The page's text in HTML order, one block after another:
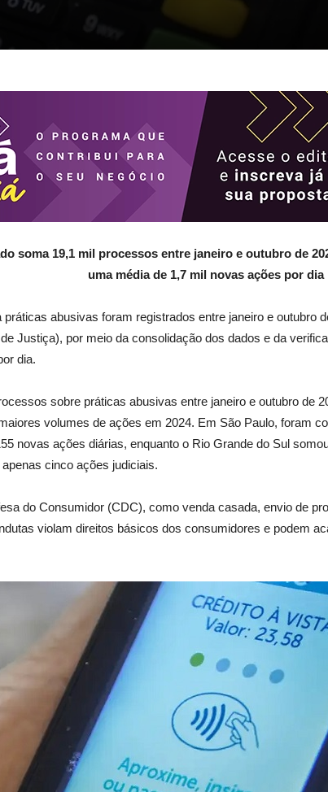
soma 19,1 mil processos entre janeiro e outubro de
uma média de 1,7 mil novas ações por dia
abusivas foram registrados entre janeiro e outubro
Justiça), por meio da consolidação dos dados e da
dia.
sobre práticas abusivas entre janeiro e outubro de
volumes de ações em 2024. Em São Paulo, foram
novas ações diárias, enquanto o Rio Grande do Sul
cinco ações judiciais.
do Consumidor (CDC), como venda casada, envio de
violam direitos básicos dos consumidores e podem